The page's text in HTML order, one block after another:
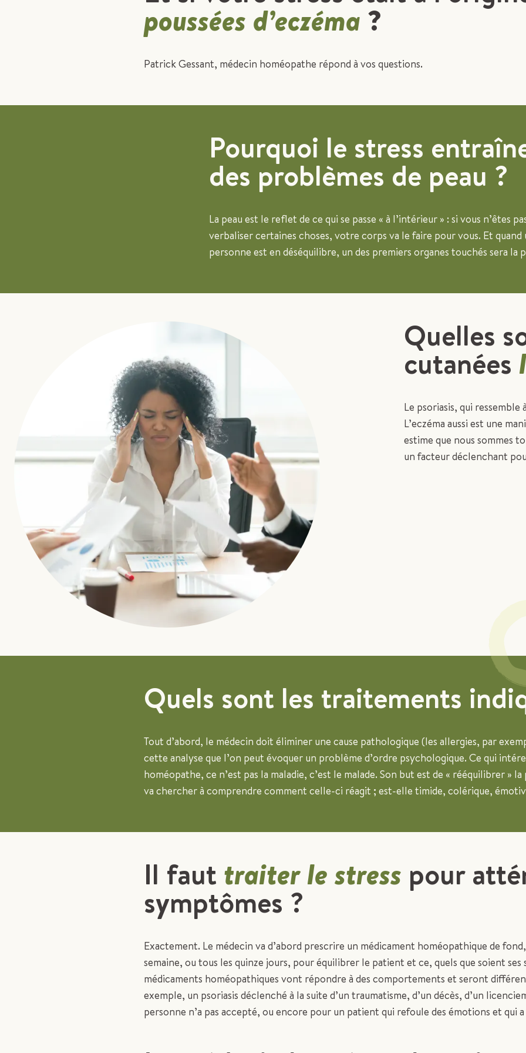
poussées d’eczéma ?
Patrick Gessant, médecin homéopathe répond à vos questions.
Pourquoi le stress
des problèmes de peau ?
La peau est le reflet de ce qui se passe « à l’intérieur » : si vous n’êtes
verbaliser certaines choses, votre corps va le faire pour vous. Et quand
personne est en déséquilibre, un des premiers organes touchés sera la
Quelles
cutanées
Le psoriasis, qui ressemble
L’eczéma aussi est une
estime que nous sommes
un facteur déclenchant
Quels sont les traitements
Tout d’abord, le médecin doit éliminer une cause pathologique (les allergies, par
cette analyse que l’on peut évoquer un problème d’ordre psychologique. Ce qui
homéopathe, ce n’est pas la maladie, c’est le malade. Son but est de « rééquilibrer »
va chercher à comprendre comment celle-ci réagit ; est-elle timide, colérique,
Il faut traiter le stress pour
symptômes ?
Exactement. Le médecin va d’abord prescrire un médicament homéopathique de
semaine, ou tous les quinze jours, pour équilibrer le patient et ce, quels que soient ses
médicaments homéopathiques vont répondre à des comportements et seront
exemple, un psoriasis déclenché à la suite d’un traumatisme, d’un décès, d’un
personne n’a pas accepté, ou encore pour un patient qui refoule des émotions et qui